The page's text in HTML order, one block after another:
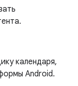
календаря,
Android.